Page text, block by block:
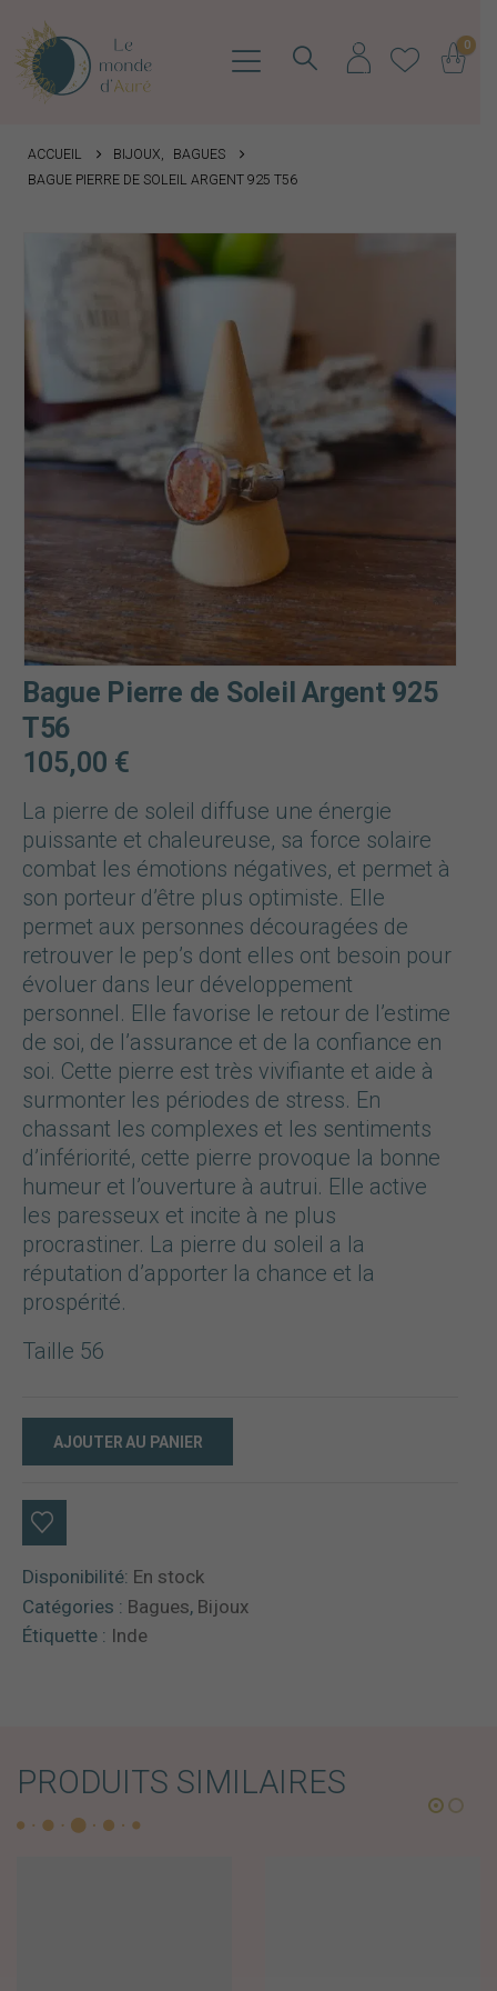
0
ACCUEIL BIJOUX,
BAGUES
BAGUE PIERRE DE SOLEIL ARGENT 925 T56
Bague Pierre de Soleil Argent 925
T56
105,00 €
La pierre de soleil diffuse une énergie
puissante et chaleureuse, sa force solaire
combat les émotions négatives, et permet à
son porteur d’être plus optimiste. Elle
permet aux personnes découragées de
retrouver le pep’s dont elles ont besoin pour
évoluer dans leur développement
personnel. Elle favorise le retour de l’estime
de soi, de l’assurance et de la confiance en
soi. Cette pierre est très vivifiante et aide à
surmonter les périodes de stress. En
chassant les complexes et les sentiments
d’infériorité, cette pierre provoque la bonne
humeur et l’ouverture à autrui. Elle active
les paresseux et incite à ne plus
procrastiner. La pierre du soleil a la
réputation d’apporter la chance et la
prospérité.
Taille 56
AJOUTER AU PANIER
Disponibilité: En stock
Catégories : Bagues, Bijoux
Étiquette : Inde
PRODUITS SIMILAIRES